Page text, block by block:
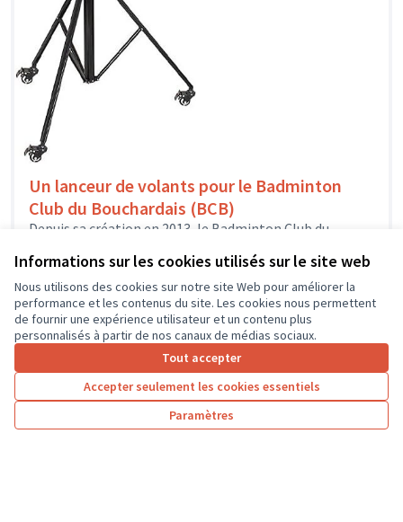
Informations sur les cookies utilisés sur le site web
Nous utilisons des cookies sur notre site Web pour améliorer la
performance et les contenus du site. Les cookies nous permettent
de fournir une expérience utilisateur et un contenu plus
personnalisés à partir de nos canaux de médias sociaux.
Tout accepter
Accepter seulement les cookies essentiels
Paramètres
Un lanceur de volants pour le Badminton
Club du Bouchardais (BCB)
Depuis sa création en 2013, le Badminton Club du
Badminton et propose...
Sport L'île-Bouchard
Résultats par page : 25
1 2 3 4